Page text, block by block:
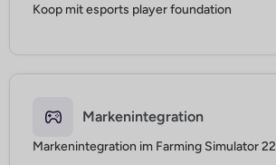
Koop mit esports player foundation
Markenintegration
Markenintegration im Farming Simulator 22